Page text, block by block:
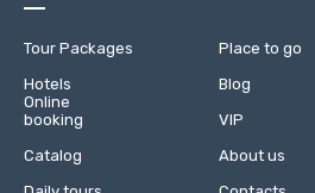
Tour Packages
Hotels
Online
booking
Catalog
Place to go
Blog
VIP
About us